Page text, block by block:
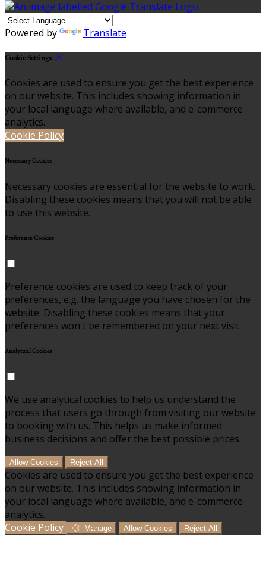
Powered by Translate
Cookie Settings
Cookies are used to ensure you get the best experience
on our website. This includes showing information in
your local language where available, and e-commerce
analytics.
Cookie Policy
Necessary Cookies
Necessary cookies are essential for the website to work.
Disabling these cookies means that you will not be able
to use this website.
Preference Cookies
Preference cookies are used to keep track of your
preferences, e.g. the language you have chosen for the
website. Disabling these cookies means that your
preferences won't be remembered on your next visit.
Analytical Cookies
We use analytical cookies to help us understand the
process that users go through from visiting our website
to booking with us. This helps us make informed
business decisions and offer the best possible prices.
Allow Cookies Reject All
Cookies are used to ensure you get the best experience
on our website. This includes showing information in
your local language where available, and e-commerce
analytics.
Cookie Policy
Manage Allow Cookies Reject All